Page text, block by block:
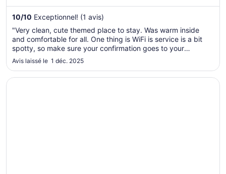
août
août
10/10 Exceptionnel! (1 avis)
"Very clean, cute themed place to stay. Was warm inside
and comfortable for all. One thing is WiFi is service is a bit
spotty, so make sure your confirmation goes to your
personal email for the code. But very great place!"
Avis laissé le 1 déc. 2025
S’ouvre dans une nouvelle fenêtre
Private Yard w/ Games! Family Getaway in Forks